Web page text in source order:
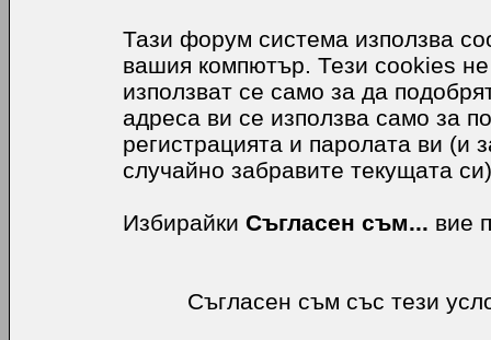
Тази форум система използва
вашия компютър. Тези cookies
използват се само за да
адреса ви се използва само за
регистрацията и паролата ви (и
случайно забравите текущата
Избирайки Съгласен съм... вие
Съгласен съм със тези